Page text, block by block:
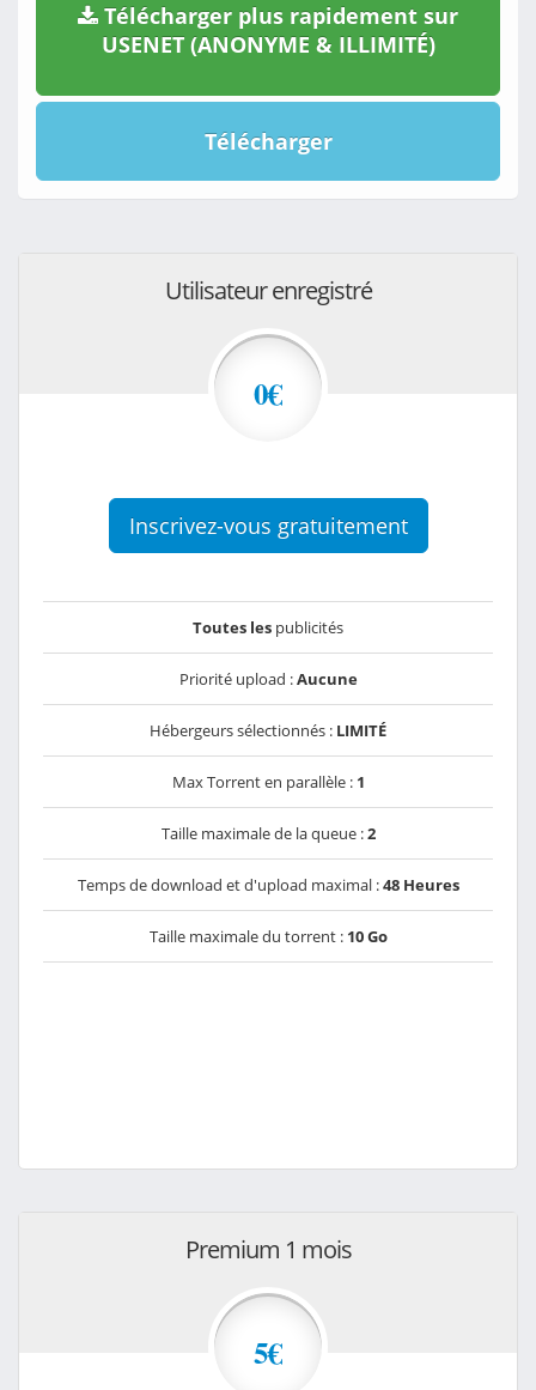
Télécharger plus rapidement sur
USENET (ANONYME & ILLIMITÉ)
Télécharger
Utilisateur enregistré
0€
Inscrivez-vous gratuitement
Toutes les publicités
Priorité upload :Aucune
Hébergeurs sélectionnés : LIMITÉ
Max Torrent en parallèle : 1
Taille maximale de la queue :2
Temps de download et d'upload maximal :48 Heures
Taille maximale du torrent : 10 Go
Premium 1 mois
5€